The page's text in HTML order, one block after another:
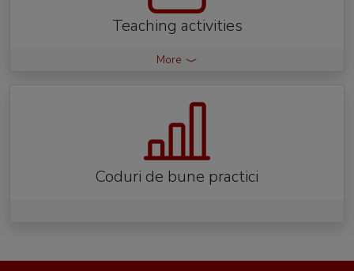
Teaching activities
More
Coduri de bune practici